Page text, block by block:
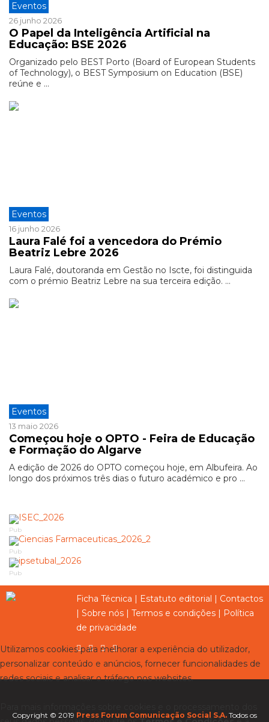
Eventos
26 junho 2026
O Papel da Inteligência Artificial na
Educação: BSE 2026
Organizado pelo BEST Porto (Board of European Students
of Technology), o BEST Symposium on Education (BSE)
reúne e ...
Eventos
16 junho 2026
Laura Falé foi a vencedora do Prémio
Beatriz Lebre 2026
Laura Falé, doutoranda em Gestão no Iscte, foi distinguida
com o prémio Beatriz Lebre na sua terceira edição. ...
Eventos
13 maio 2026
Começou hoje o OPTO - Feira de Educação
e Formação do Algarve
A edição de 2026 do OPTO começou hoje, em Albufeira. Ao
longo dos próximos três dias o futuro académico e pro ...
Pub
Pub
Pub
Ficha Técnica | Estatuto editorial | Contactos
| Sobre nós | Termos e condições | Política
de privacidade
Copyright © 2019 Press Forum Comunicação Social S.A. Todos os
Utilizamos cookies para melhorar a experiência do utilizador,
personalizar conteúdo e anúncios, fornecer funcionalidades de
redes sociais e analisar o tráfego nos websites.